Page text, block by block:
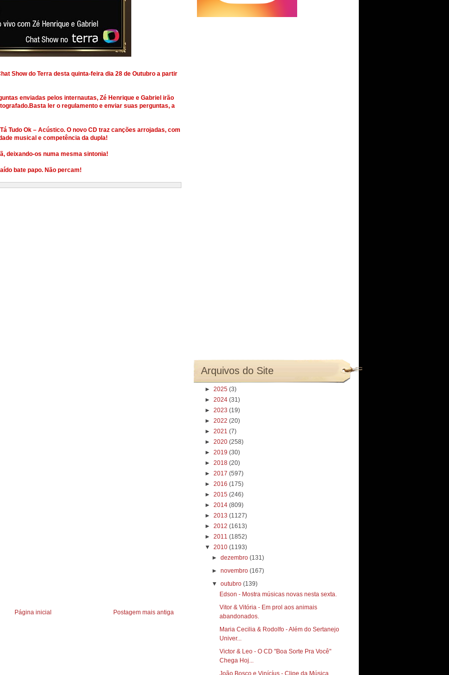
Show do Terra desta quinta-feira dia 28 de Outubro a partir
enviadas pelos internautas, Zé Henrique e Gabriel irão
ler o regulamento e enviar suas perguntas, a
Tudo Ok – Acústico. O novo CD traz canções arrojadas, com
musical e competência da dupla!
deixando-os numa mesma sintonia!
bate papo. Não percam!
Postagem mais antiga
Página inicial
Arquivos do Site
► 2025 (3)
► 2024 (31)
► 2023 (19)
► 2022 (20)
► 2021 (7)
► 2020 (258)
► 2019 (30)
► 2018 (20)
► 2017 (597)
► 2016 (175)
► 2015 (246)
► 2014 (809)
► 2013 (1127)
► 2012 (1613)
► 2011 (1852)
▼ 2010 (1193)
►dezembro(131)
►novembro(167)
▼outubro(139)
Edson - Mostra músicas novas nesta sexta.
Vitor & Vitória - Em prol aos animais
abandonados.
Maria Cecilia & Rodolfo - Além do Sertanejo
Univer...
Victor & Leo - O CD "Boa Sorte Pra Você"
Chega Hoj...
João Bosco e Vinícíus - Clipe da Música